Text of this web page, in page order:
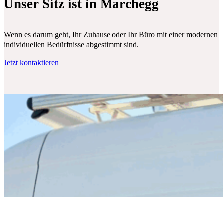
Unser Sitz ist in Marchegg
Wenn es darum geht, Ihr Zuhause oder Ihr Büro mit einer
individuellen Bedürfnisse abgestimmt sind.
Jetzt kontaktieren